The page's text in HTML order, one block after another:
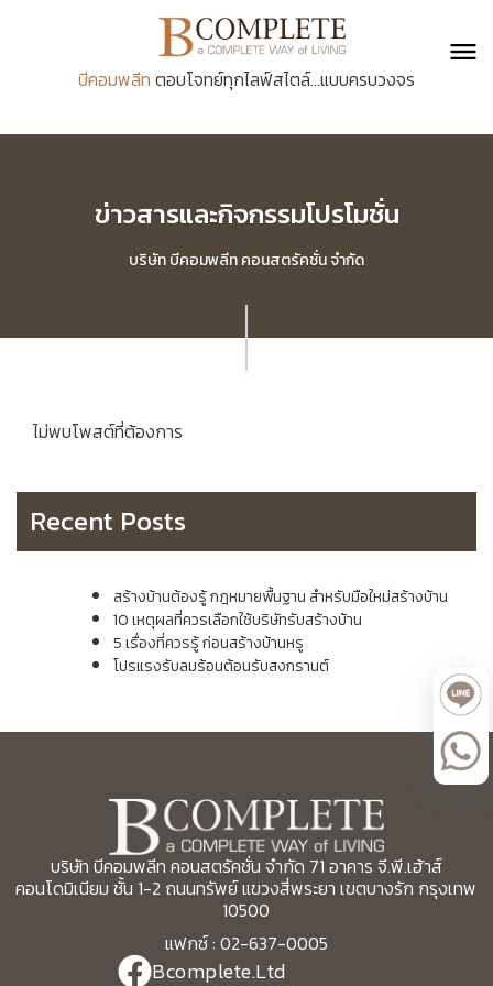
บีคอมพลีท ตอบโจทย์ทุกไลฟ์สไตล์...แบบครบวงจร
ข่าวสารและกิจกรรมโปรโมชั่น
บริษัท บีคอมพลีท คอนสตรัคชั่น จำกัด
ไม่พบโพสต์ที่ต้องการ
Recent Posts
สร้างบ้านต้องรู้ กฎหมายพื้นฐาน สำหรับมือใหม่สร้างบ้าน
10 เหตุผลที่ควรเลือกใช้บริษัทรับสร้างบ้าน
5 เรื่องที่ควรรู้ ก่อนสร้างบ้านหรู
โปรแรงรับลมร้อนต้อนรับสงกรานต์
บริษัท บีคอมพลีท คอนสตรัคชั่น จำกัด 71 อาคาร จี.พี.เฮ้าส์
คอนโดมิเนียม ชั้น 1-2 ถนนทรัพย์ แขวงสี่พระยา เขตบางรัก กรุงเทพ
10500
แฟกซ์ : 02-637-0005
Bcomplete.Ltd